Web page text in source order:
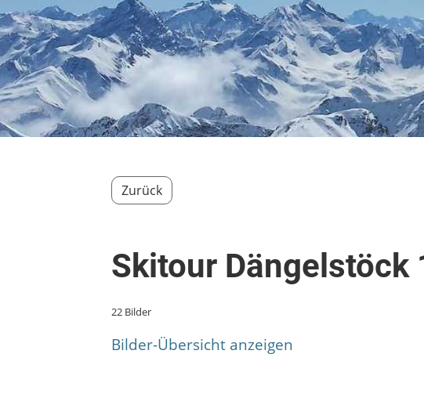
Zurück
Skitour Dängelstöck
22 Bilder
Bilder-Übersicht anzeigen